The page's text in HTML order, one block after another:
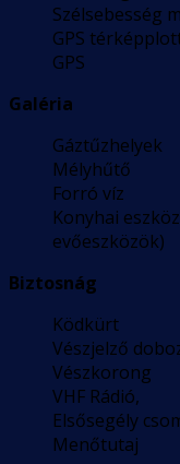
Szélsebesség
GPS
GPS
Galéria
Gáztűzhelyek
Mélyhűtő
Forró víz
Konyhai
evőeszközök)
Biztosnág
Ködkürt
Vészjelző
Vészkorong
VHF Rádió,
Elsősegély
Menőtutaj